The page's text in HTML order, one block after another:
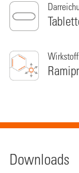
Downloads